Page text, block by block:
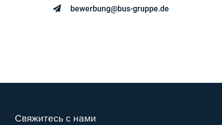
bewerbung@bus-gruppe.de
Свяжитесь с нами